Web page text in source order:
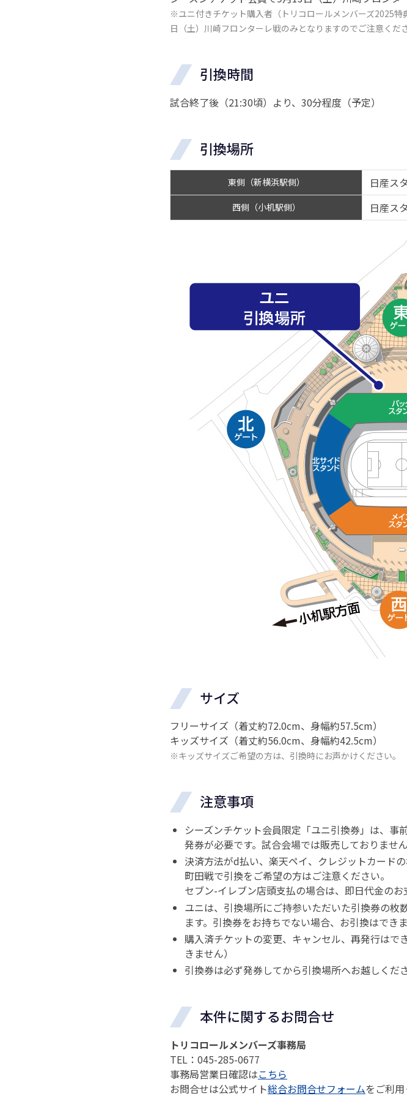
※ユニ付きチケット購入者（トリコロールメンバーズ2025
日（土）川崎フロンターレ戦のみとなりますのでご注意くださ
引換時間
試合終了後（21:30頃）より、30分程度（予定）
引換場所
東側 （新横浜駅側） 日産ス
西側 （小机駅側） 日産ス
サイズ
フリーサイズ（着丈約72.0cm、身幅約57.5cm）
キッズサイズ（着丈約56.0cm、身幅約42.5cm）
※キッズサイズご希望の方は、引換時にお声かけください。
注意事項
シーズンチケット会員限定「ユニ引換券」は、
発券が必要です。試合会場では販売しておりませ
決済方法がd払い、楽天ペイ、クレジットカード
町田戦で引換をご希望の方はご注意ください。
セブン-イレブン店頭支払の場合は、即日代金の
ユニは、引換場所にご持参いただいた引換券の
ます。引換券をお持ちでない場合、お引換はでき
購入済チケットの変更、キャンセル、再発行は
きません）
引換券は必ず発券してから引換場所へお越しくださ
本件に関するお問合せ
トリコロールメンバーズ事務局
TEL：045-285-0677
事務局営業日確認はこちら
お問合せは公式サイト総合お問合せフォームをご利用